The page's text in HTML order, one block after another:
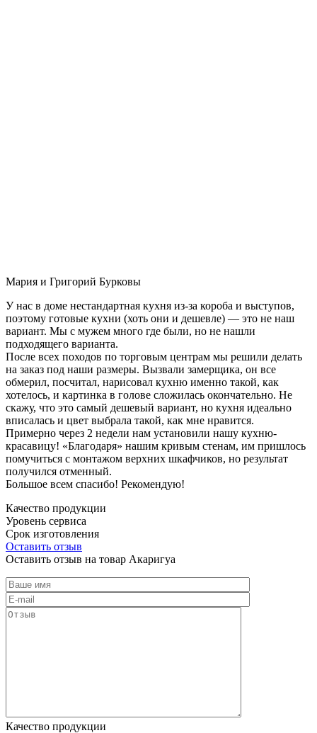
Мария и Григорий Бурковы
У нас в доме нестандартная кухня из-за короба и выступов,
поэтому готовые кухни (хоть они и дешевле) — это не наш
вариант. Мы с мужем много где были, но не нашли
подходящего варианта.
После всех походов по торговым центрам мы решили делать
на заказ под наши размеры. Вызвали замерщика, он все
обмерил, посчитал, нарисовал кухню именно такой, как
хотелось, и картинка в голове сложилась окончательно. Не
скажу, что это самый дешевый вариант, но кухня идеально
вписалась и цвет выбрала такой, как мне нравится.
Примерно через 2 недели нам установили нашу кухню-
красавицу! «Благодаря» нашим кривым стенам, им пришлось
помучиться с монтажом верхних шкафчиков, но результат
получился отменный.
Большое всем спасибо! Рекомендую!
Качество продукции
Уровень сервиса
Срок изготовления
Оставить отзыв
Оставить отзыв на товар Акаригуа
Качество продукции